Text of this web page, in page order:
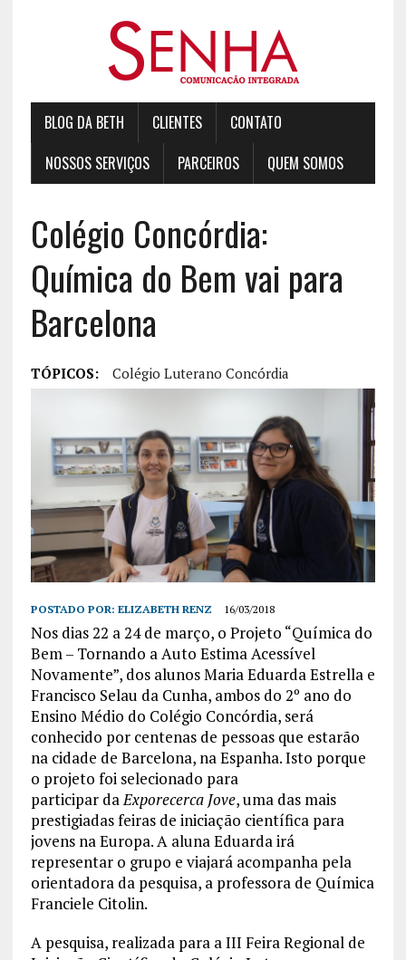
BLOG DA BETH CLIENTES
CONTATO
NOSSOS SERVIÇOS
PARCEIROS QUEM SOMOS
Colégio Concórdia:
Química do Bem vai para
Barcelona
TÓPICOS: Colégio Luterano Concórdia
POSTADO POR: ELIZABETH RENZ 16/03/2018
Nos dias 22 a 24 de março, o Projeto “Química do
Bem – Tornando a Auto Estima Acessível
Novamente”, dos alunos Maria Eduarda Estrella e
Francisco Selau da Cunha, ambos do 2º ano do
Ensino Médio do Colégio Concórdia, será
conhecido por centenas de pessoas que estarão
na cidade de Barcelona, na Espanha. Isto porque
o projeto foi selecionado para
participar daExporecerca Jove, uma das mais
prestigiadas feiras de iniciação científica para
jovens na Europa. A aluna Eduarda irá
representar o grupo e viajará acompanha pela
orientadora da pesquisa, a professora de Química
Franciele Citolin.
A pesquisa, realizada para a III Feira Regional de